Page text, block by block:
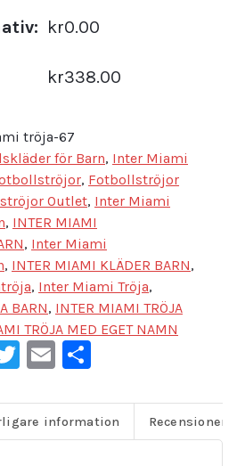
kr0.00
kr338.00
tröja-67
för Barn, Inter Miami
, Fotbollströjor
Outlet, Inter Miami
, INTER MIAMI
, Inter Miami
, INTER MIAMI KLÄDER BARN,
, Inter Miami Tröja,
BARN, INTER MIAMI TRÖJA
TRÖJA MED EGET NAMN
Twitter
Email
information Recensioner